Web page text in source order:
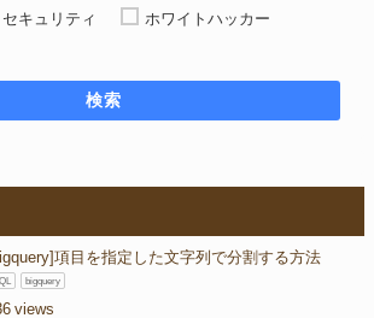
セキュリティ
ホワイトハッカー
検索
項目を指定した文字列で分割する方法
bigquery